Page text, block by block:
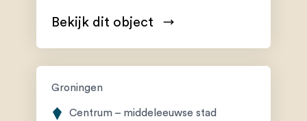
Bekijk dit object
Groningen
Centrum – middeleeuwse stad